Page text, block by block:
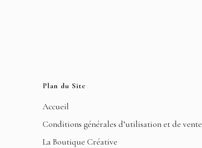
Plan du Site
Accueil
Conditions générales d’utilisation et de vente
La Boutique Créative